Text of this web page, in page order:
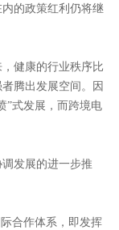
的政策红利仍将继
健康的行业秩序比
腾出发展空间。因
”式发展，而跨境电
发展的进一步推
合作体系，即发挥